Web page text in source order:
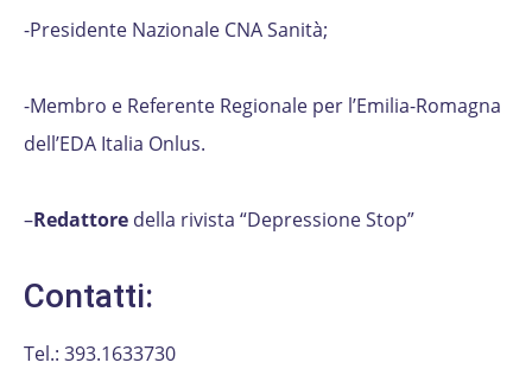
-Presidente Nazionale CNA Sanità;
-Membro e Referente Regionale per l’Emilia-Romagna
dell’EDA Italia Onlus.
–Redattore della rivista “Depressione Stop”
Contatti:
Tel.: 393.1633730